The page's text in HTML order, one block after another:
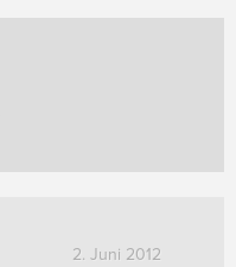
2. Juni 2012